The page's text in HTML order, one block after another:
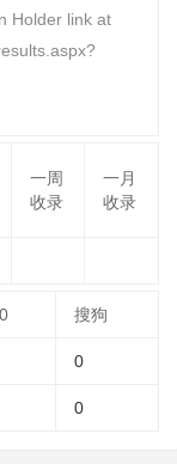
Holder link at
一周
收录
一月
收录
搜狗
0
0